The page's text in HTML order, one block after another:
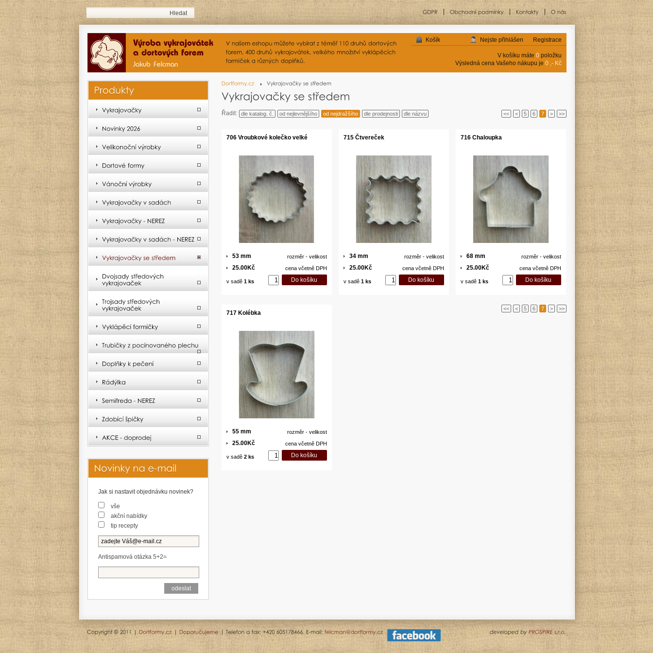
Registrace
Nejste přihlášen
Košík
V košíku máte 0 položku
Výsledná cena Vašeho nákupu je 0 ,- Kč
<< < 5 6 7 > >>
Řadit: dle katalog. č. od nejlevnějšího od nejdražšího dle prodejnosti dle názvu
706 Vroubkové kolečko velké
rozměr - velikost
53 mm
cena včetně DPH
25.00Kč
v sadě 1 ks
715 Čtvereček
rozměr - velikost
34 mm
cena včetně DPH
25.00Kč
v sadě 1 ks
716 Chaloupka
rozměr - velikost
68 mm
cena včetně DPH
25.00Kč
v sadě 1 ks
717 Kolébka
rozměr - velikost
55 mm
cena včetně DPH
25.00Kč
v sadě 2 ks
<< < 5 6 7 > >>
Jak si nastavit objednávku novinek?
vše
akční nabídky
tip recepty
Antispamová otázka 5+2=